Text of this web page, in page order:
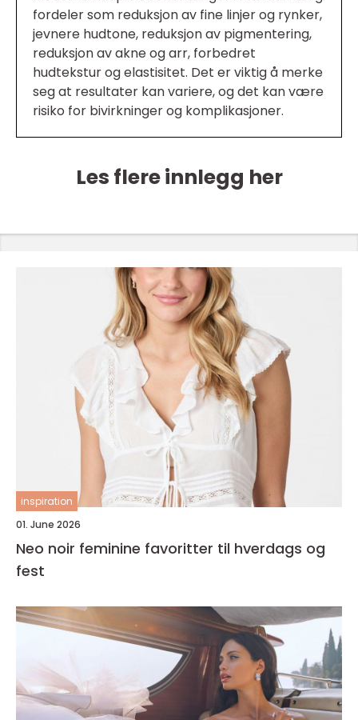
fordeler som reduksjon av fine linjer og rynker,
jevnere hudtone, reduksjon av pigmentering,
reduksjon av akne og arr, forbedret
hudtekstur og elastisitet. Det er viktig å merke
seg at resultater kan variere, og det kan være
risiko for bivirkninger og komplikasjoner.
Les flere innlegg her
inspiration
01. June 2026
Neo noir feminine favoritter til hverdags og
fest